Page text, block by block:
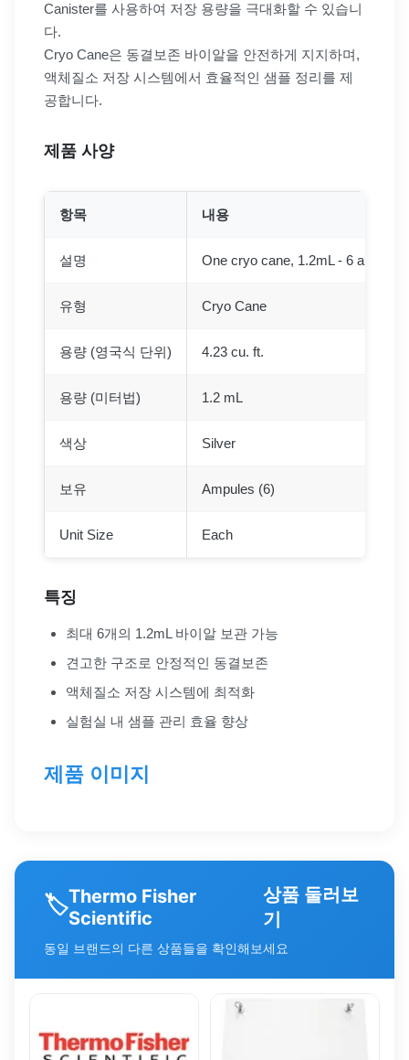
Canister를 사용하여 저장 용량을 극대화할 수 있습니
다.
Cryo Cane은 동결보존 바이알을 안전하게 지지하며,
액체질소 저장 시스템에서 효율적인 샘플 정리를 제
공합니다.
제품 사양
항목 내용
설명 One cryo cane, 1.2mL - 6 ampule
유형 Cryo Cane
용량 (영국식 단위) 4.23 cu. ft.
용량 (미터법) 1.2 mL
색상 Silver
보유 Ampules (6)
Unit Size Each
특징
최대 6개의 1.2mL 바이알 보관 가능
견고한 구조로 안정적인 동결보존
액체질소 저장 시스템에 최적화
실험실 내 샘플 관리 효율 향상
제품 이미지
🏷️Thermo Fisher
Scientific
상품 둘러보
기
동일 브랜드의 다른 상품들을 확인해보세요